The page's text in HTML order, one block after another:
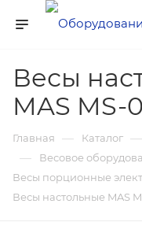
Весы
MAS MS-
Главная — Каталог —
— Весовое
Весы порционные
Весы настольные MAS